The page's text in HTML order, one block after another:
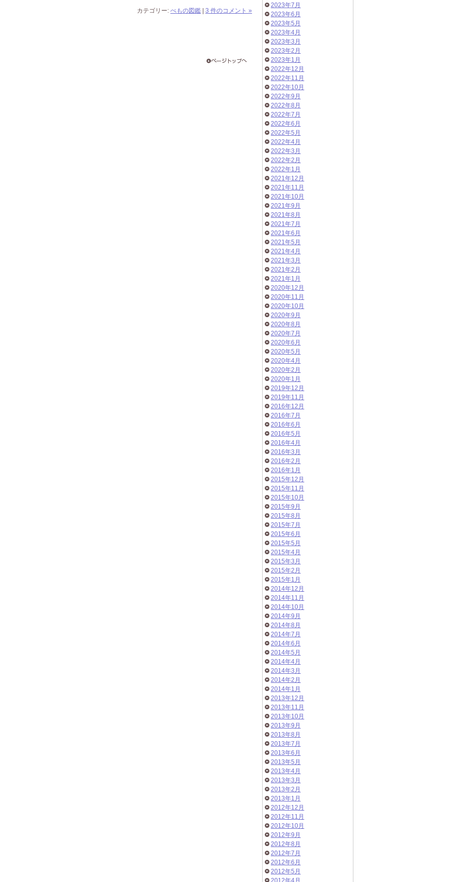
カテゴリー: ぺもの図鑑 3 件のコメント »
2023年7月
2023年6月
2023年5月
2023年4月
2023年3月
2023年2月
2023年1月
2022年12月
2022年11月
2022年10月
2022年9月
2022年8月
2022年7月
2022年6月
2022年5月
2022年4月
2022年3月
2022年2月
2022年1月
2021年12月
2021年11月
2021年10月
2021年9月
2021年8月
2021年7月
2021年6月
2021年5月
2021年4月
2021年3月
2021年2月
2021年1月
2020年12月
2020年11月
2020年10月
2020年9月
2020年8月
2020年7月
2020年6月
2020年5月
2020年4月
2020年2月
2020年1月
2019年12月
2019年11月
2016年12月
2016年7月
2016年6月
2016年5月
2016年4月
2016年3月
2016年2月
2016年1月
2015年12月
2015年11月
2015年10月
2015年9月
2015年8月
2015年7月
2015年6月
2015年5月
2015年4月
2015年3月
2015年2月
2015年1月
2014年12月
2014年11月
2014年10月
2014年9月
2014年8月
2014年7月
2014年6月
2014年5月
2014年4月
2014年3月
2014年2月
2014年1月
2013年12月
2013年11月
2013年10月
2013年9月
2013年8月
2013年7月
2013年6月
2013年5月
2013年4月
2013年3月
2013年2月
2013年1月
2012年12月
2012年11月
2012年10月
2012年9月
2012年8月
2012年7月
2012年6月
2012年5月
2012年4月